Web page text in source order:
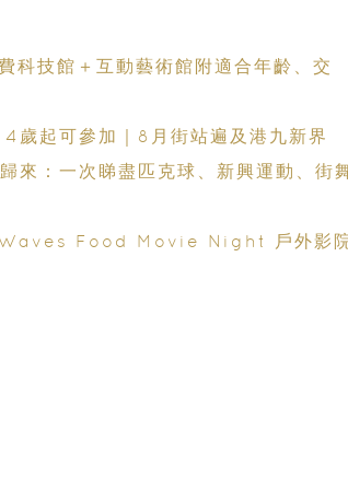
科技館＋互動藝術館附適合年齡、交
歲起可參加｜8月街站遍及港九新界
：一次睇盡匹克球、新興運動、街
Waves Food Movie Night 戶外影